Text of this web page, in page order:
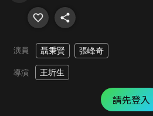
演員 聶秉賢 張峰奇
導演 王圻生
請先登入